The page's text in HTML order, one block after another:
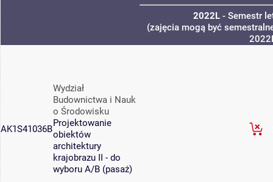
2022L - Semestr
(zajęcia mogą być
AK1S41036B
Wydział
Budownictwa i Nauk
o Środowisku
Projektowanie
obiektów
architektury
krajobrazu II - do
wyboru A/B (pasaż)